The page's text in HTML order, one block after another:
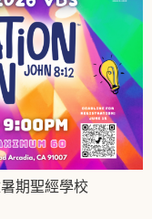
期聖經學校